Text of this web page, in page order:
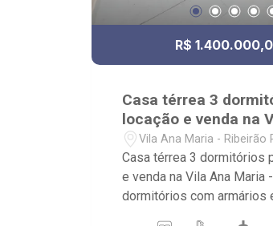
R$
Casa térrea 3
locação e venda na
Maria
Vila Ana Maria - Ribeirão
Casa térrea 3 dormitórios
e venda na Vila Ana Maria
dormitórios com armários